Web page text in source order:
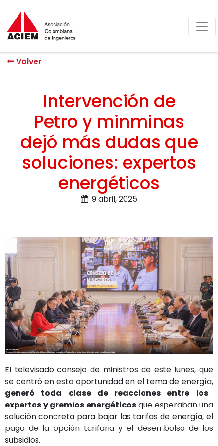
Volver
Intervención de
Petro y minminas
dejó más dudas que
soluciones: expertos
energéticos
9 abril, 2025
El televisado consejo de ministros de este lunes, que
se centró en esta oportunidad en el tema de energía,
generó toda clase de reacciones entre los
expertos y gremios energéticosque esperaban una
solución concreta para bajar las tarifas de energía, el
pago de la opción tarifaria y el desembolso de los
subsidios.